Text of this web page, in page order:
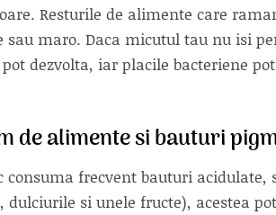
Resturile de alimente care
sau maro. Daca micutul tau nu isi
dezvolta, iar placile bacteriene
de alimente si bauturi
consuma frecvent bauturi
dulciurile si unele fructe), acestea